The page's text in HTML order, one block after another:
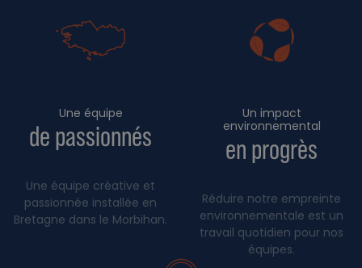
Une équipe
de passionnés
Une équipe créative et
passionnée installée en
Bretagne dans le Morbihan.
Un impact
environnemental
en progrès
Réduire notre empreinte
environnementale est un
travail quotidien pour nos
équipes.